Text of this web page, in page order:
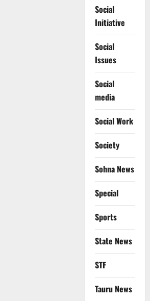
Social
Initiative
Social
Issues
Social
media
Social Work
Society
Sohna News
Special
Sports
State News
STF
Tauru News